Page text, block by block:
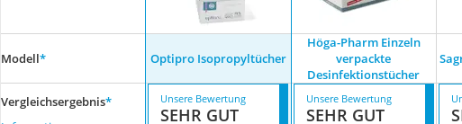
Modell* Optipro Isopropyltücher
Höga-Pharm Einzeln
verpackte
Desinfektionstücher
Vergleichsergebnis*
Unsere Bewertung
SEHR GUT
Unsere Bewertung
SEHR GUT